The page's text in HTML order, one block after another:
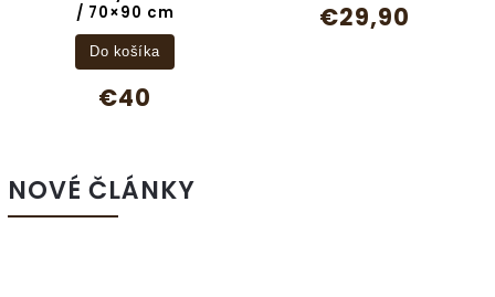
€29,90 €4
NOVÉ ČLÁNKY